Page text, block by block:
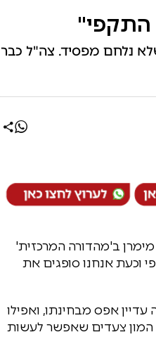
התקפי"
נלחם מפסיד. צה"ל כבר
הערב עם אבי מימרן ב'מהדורה המרכזית'
וכעת אנחנו סופגים את
לי, כשנפגשנו בזמנו ש93% מהשטחים זה עדיין אפס מבחינתו, ואפילו
המון צעדים שאפשר לעשות